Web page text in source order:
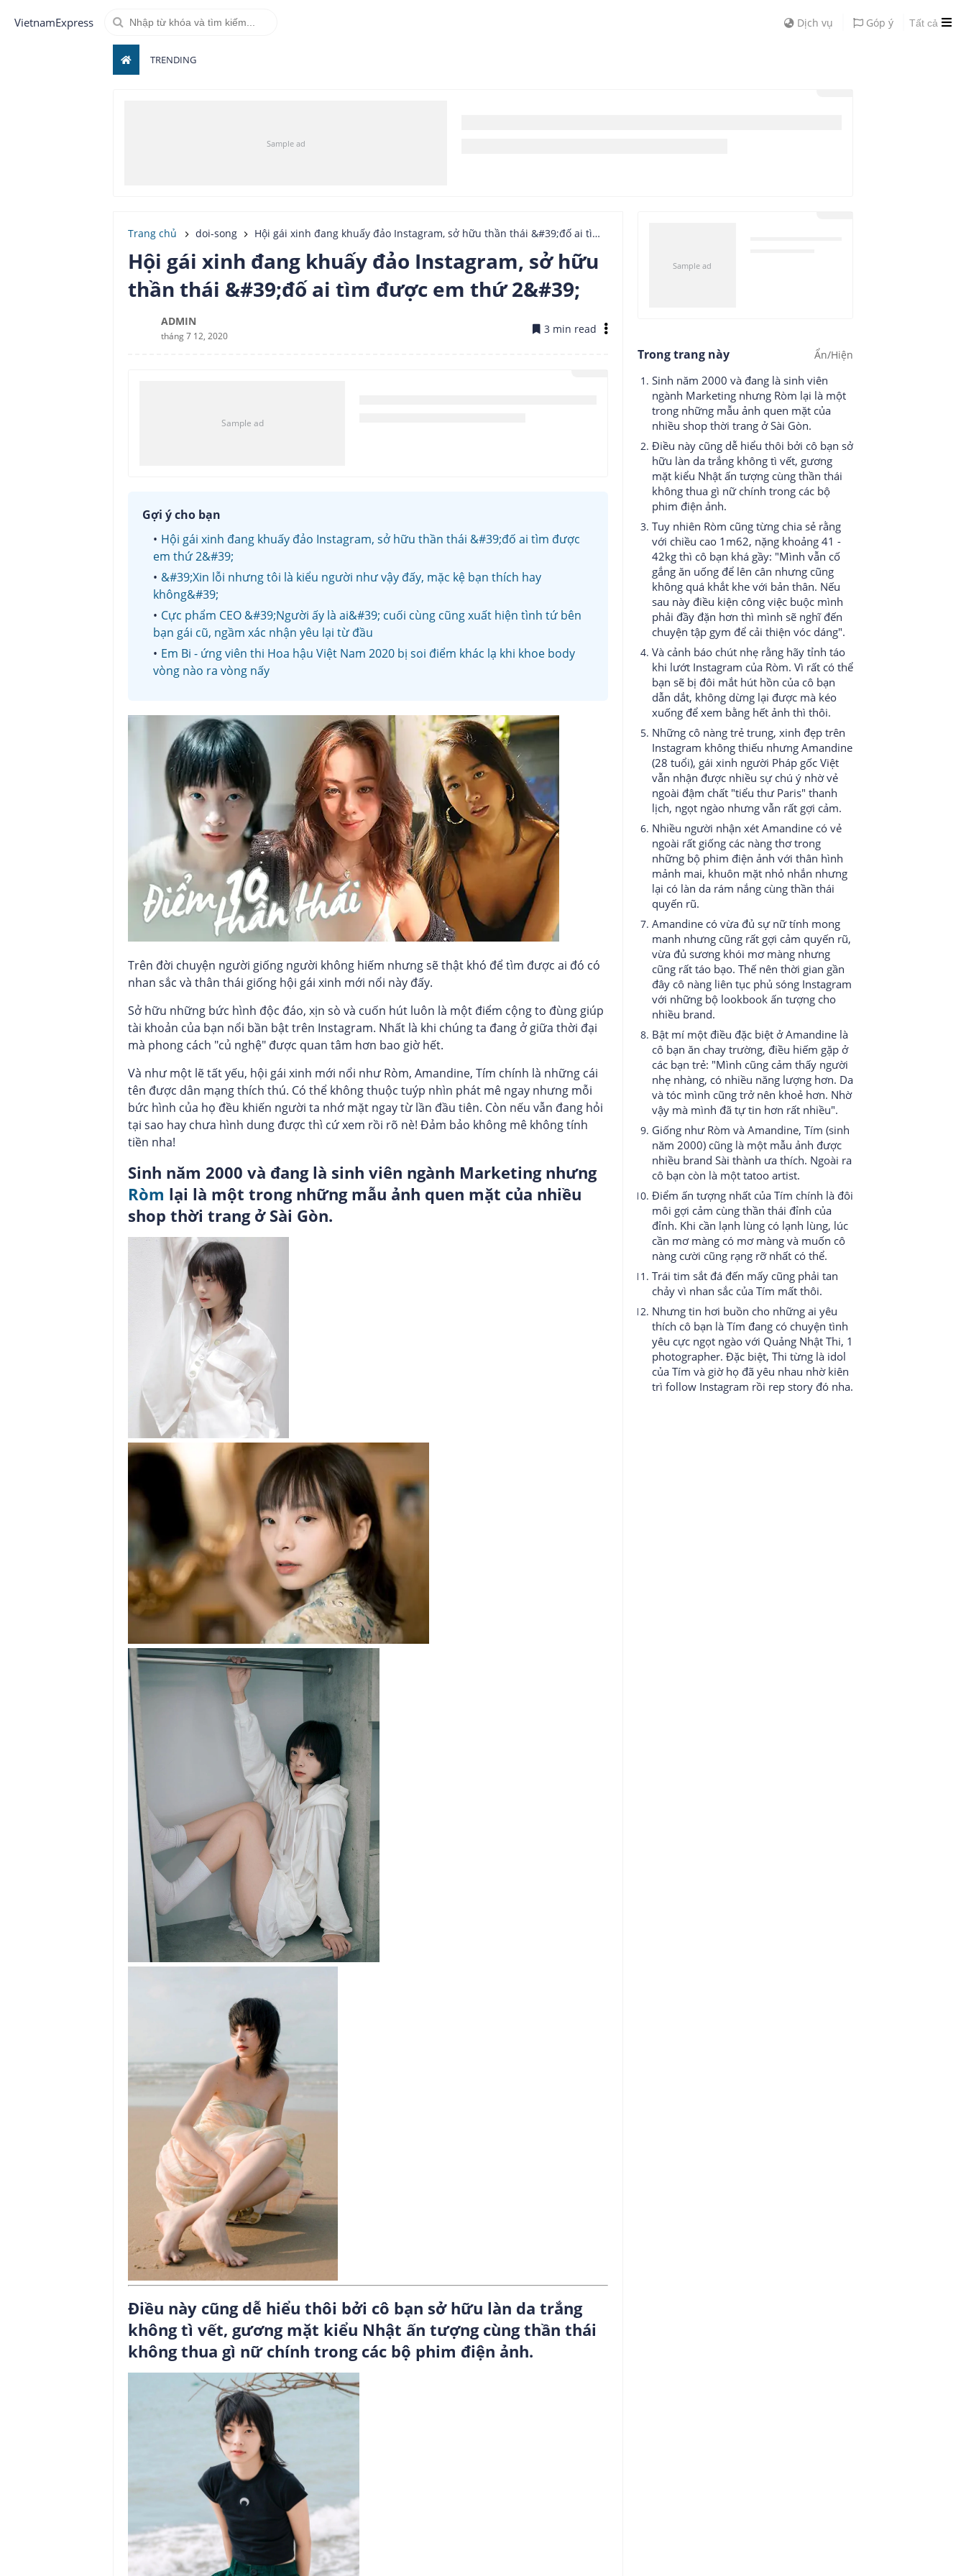
VietnamExpress Dịch vụ Góp ý Tất cả
TRENDING
Trang chủ doi-song Hội gái xinh đang khuấy đảo Instagram, sở hữu thần thái &#39;đố ai tìm được em thứ 2&#39;
Hội gái xinh đang khuấy đảo Instagram, sở hữu
thần thái &#39;đố ai tìm được em thứ 2&#39;
ADMIN
tháng 7 12, 2020
3 min read
Gợi ý cho bạn
Hội gái xinh đang khuấy đảo Instagram, sở hữu thần thái &#39;đố ai tìm được
em thứ 2&#39;
&#39;Xin lỗi nhưng tôi là kiểu người như vậy đấy, mặc kệ bạn thích hay
không&#39;
Cực phẩm CEO &#39;Người ấy là ai&#39; cuối cùng cũng xuất hiện tình tứ bên
bạn gái cũ, ngầm xác nhận yêu lại từ đầu
Em Bi - ứng viên thi Hoa hậu Việt Nam 2020 bị soi điểm khác lạ khi khoe body
vòng nào ra vòng nấy
Trên đời chuyện người giống người không hiếm nhưng sẽ thật khó để tìm được ai đó có
nhan sắc và thân thái giống hội gái xinh mới nổi này đấy.
Sở hữu những bức hình độc đáo, xịn sò và cuốn hút luôn là một điểm cộng to đùng giúp
tài khoản của bạn nổi bần bật trên Instagram. Nhất là khi chúng ta đang ở giữa thời đại
mà phong cách "củ nghệ" được quan tâm hơn bao giờ hết.
Và như một lẽ tất yếu, hội gái xinh mới nổi như Ròm, Amandine, Tím chính là những cái
tên được dân mạng thích thú. Có thể không thuộc tuýp nhìn phát mê ngay nhưng mỗi
bức hình của họ đều khiến người ta nhớ mặt ngay từ lần đầu tiên. Còn nếu vẫn đang hỏi
tại sao hay chưa hình dung được thì cứ xem rồi rõ nè! Đảm bảo không mê không tính
tiền nha!
Sinh năm 2000 và đang là sinh viên ngành Marketing nhưng
Ròm lại là một trong những mẫu ảnh quen mặt của nhiều
shop thời trang ở Sài Gòn.
Điều này cũng dễ hiểu thôi bởi cô bạn sở hữu làn da trắng
không tì vết, gương mặt kiểu Nhật ấn tượng cùng thần thái
không thua gì nữ chính trong các bộ phim điện ảnh.
Trong trang này
Sinh năm 2000 và đang là sinh viên
ngành Marketing nhưng Ròm lại là một
trong những mẫu ảnh quen mặt của
nhiều shop thời trang ở Sài Gòn.
Điều này cũng dễ hiểu thôi bởi cô bạn sở
hữu làn da trắng không tì vết, gương
mặt kiểu Nhật ấn tượng cùng thần thái
không thua gì nữ chính trong các bộ
phim điện ảnh.
Tuy nhiên Ròm cũng từng chia sẻ rằng
với chiều cao 1m62, nặng khoảng 41 -
42kg thì cô bạn khá gầy: "Mình vẫn cố
gắng ăn uống để lên cân nhưng cũng
không quá khắt khe với bản thân. Nếu
sau này điều kiện công việc buộc mình
phải đầy đặn hơn thì mình sẽ nghĩ đến
chuyện tập gym để cải thiện vóc dáng".
Và cảnh báo chút nhẹ rằng hãy tỉnh táo
khi lướt Instagram của Ròm. Vì rất có thể
bạn sẽ bị đôi mắt hút hồn của cô bạn
dẫn dắt, không dừng lại được mà kéo
xuống để xem bằng hết ảnh thì thôi.
Những cô nàng trẻ trung, xinh đẹp trên
Instagram không thiếu nhưng Amandine
(28 tuổi), gái xinh người Pháp gốc Việt
vẫn nhận được nhiều sự chú ý nhờ vẻ
ngoài đậm chất "tiểu thư Paris" thanh
lịch, ngọt ngào nhưng vẫn rất gợi cảm.
Nhiều người nhận xét Amandine có vẻ
ngoài rất giống các nàng thơ trong
những bộ phim điện ảnh với thân hình
mảnh mai, khuôn mặt nhỏ nhắn nhưng
lại có làn da rám nắng cùng thần thái
quyến rũ.
Amandine có vừa đủ sự nữ tính mong
manh nhưng cũng rất gợi cảm quyến rũ,
vừa đủ sương khói mơ màng nhưng
cũng rất táo bạo. Thế nên thời gian gần
đây cô nàng liên tục phủ sóng Instagram
với những bộ lookbook ấn tượng cho
nhiều brand.
Bật mí một điều đặc biệt ở Amandine là
cô bạn ăn chay trường, điều hiếm gặp ở
các bạn trẻ: "Mình cũng cảm thấy người
nhẹ nhàng, có nhiều năng lượng hơn. Da
và tóc mình cũng trở nên khoẻ hơn. Nhờ
vậy mà mình đã tự tin hơn rất nhiều".
Giống như Ròm và Amandine, Tím (sinh
năm 2000) cũng là một mẫu ảnh được
nhiều brand Sài thành ưa thích. Ngoài ra
cô bạn còn là một tatoo artist.
Điểm ấn tượng nhất của Tím chính là đôi
môi gợi cảm cùng thần thái đỉnh của
đỉnh. Khi cần lạnh lùng có lạnh lùng, lúc
cần mơ màng có mơ màng và muốn cô
nàng cười cũng rạng rỡ nhất có thể.
Trái tim sắt đá đến mấy cũng phải tan
chảy vì nhan sắc của Tím mất thôi.
Nhưng tin hơi buồn cho những ai yêu
thích cô bạn là Tím đang có chuyện tình
yêu cực ngọt ngào với Quảng Nhật Thi, 1
photographer. Đặc biệt, Thi từng là idol
của Tím và giờ họ đã yêu nhau nhờ kiên
trì follow Instagram rồi rep story đó nha.